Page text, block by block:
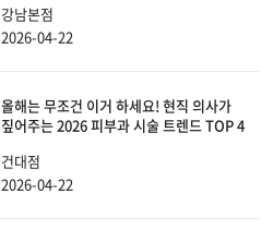
강남본점
2026-04-22
올해는 무조건 이거 하세요! 현직 의사가
짚어주는 2026 피부과 시술 트렌드 TOP 4
건대점
2026-04-22